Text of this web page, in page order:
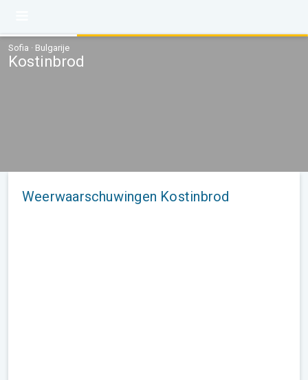
Sofia · Bulgarije
Kostinbrod
Weerwaarschuwingen Kostinbrod